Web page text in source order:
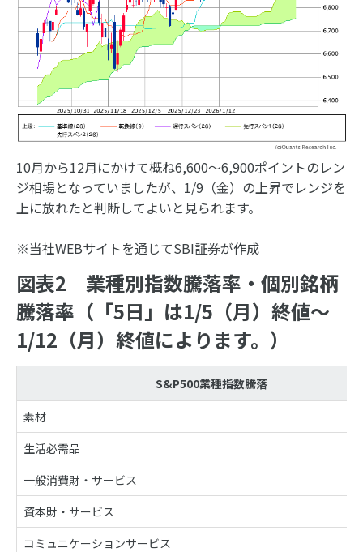
10月から12月にかけて概ね6,600～6,900ポイントのレン
ジ相場となっていましたが、1/9（金）の上昇でレンジを
上に放れたと判断してよいと見られます。
※当社WEBサイトを通じてSBI証券が作成
図表2 業種別指数騰落率・個別銘柄
騰落率（「5日」は1/5（月）終値～
1/12（月）終値によります。）
S&P500業種指数騰落
素材
生活必需品
一般消費財・サービス
資本財・サービス
コミュニケーションサービス